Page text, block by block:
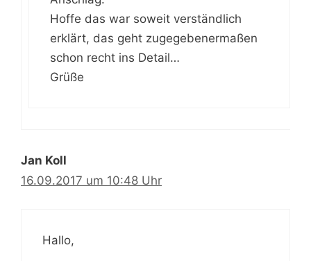
Hoffe das war soweit verständlich
erklärt, das geht zugegebenermaßen
schon recht ins Detail…
Grüße
Jan Koll
16.09.2017 um 10:48 Uhr
Hallo,